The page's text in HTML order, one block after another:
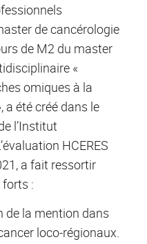
de cancérologie
de M2 du master
«
omiques à la
a été créé dans le
l’Institut
HCERES
a fait ressortir
:
de la mention dans
loco-régionaux.